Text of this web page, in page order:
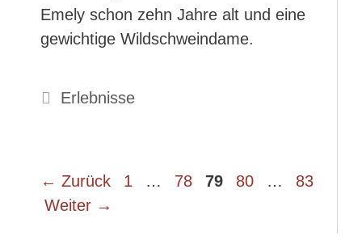
Emely schon zehn Jahre alt und eine
gewichtige Wildschweindame.
Kategorien
Erlebnisse
← Zurück Seite
1 … Seite
78 Seite
79 Seite
80 … Seite
83
Weiter →